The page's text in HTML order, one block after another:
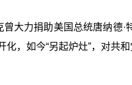
曾大力捐助美国总统唐纳德
化，如今“另起炉灶”，对共